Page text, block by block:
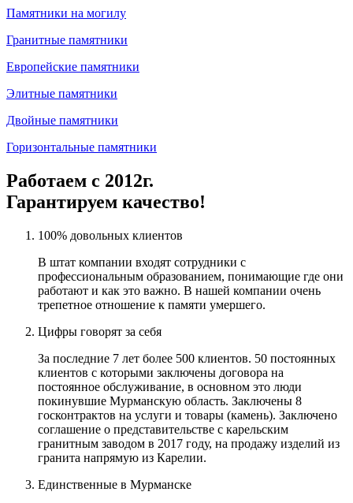
Памятники на могилу
Гранитные памятники
Европейские памятники
Элитные памятники
Двойные памятники
Горизонтальные памятники
Работаем с 2012г.
Гарантируем качество!
100% довольных клиентов
В штат компании входят сотрудники с
профессиональным образованием, понимающие где они
работают и как это важно. В нашей компании очень
трепетное отношение к памяти умершего.
Цифры говорят за себя
За последние 7 лет более 500 клиентов. 50 постоянных
клиентов с которыми заключены договора на
постоянное обслуживание, в основном это люди
покинувшие Мурманскую область. Заключены 8
госконтрактов на услуги и товары (камень). Заключено
соглашение о представительстве с карельским
гранитным заводом в 2017 году, на продажу изделий из
гранита напрямую из Карелии.
Единственные в Мурманске